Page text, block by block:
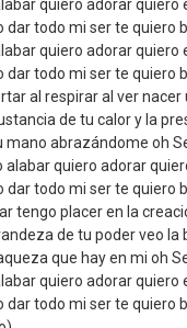
quiero adorar quiero
dar todo mi ser te quiero
quiero adorar quiero
dar todo mi ser te quiero
al respirar al ver nacer
de tu calor y la
mano abrazándome oh
alabar quiero adorar
dar todo mi ser te quiero
tengo placer en la
de tu poder veo la
que hay en mi oh
quiero adorar quiero
dar todo mi ser te quiero